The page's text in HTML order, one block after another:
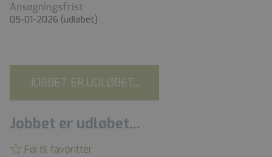
Ansøgningsfrist
05-01-2026 (udløbet)
JOBBET ER UDLØBET...
Jobbet er udløbet...
Føj til favoritter